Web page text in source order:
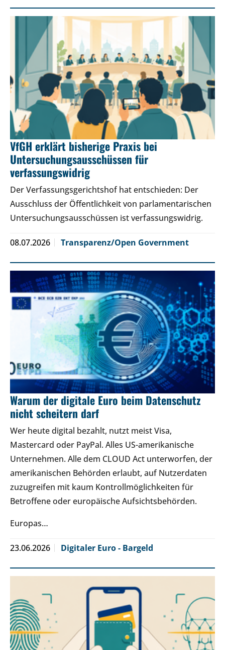
VfGH erklärt bisherige Praxis bei
Untersuchungsausschüssen für
verfassungswidrig
Der Verfassungsgerichtshof hat entschieden: Der
Ausschluss der Öffentlichkeit von parlamentarischen
Untersuchungsausschüssen ist verfassungswidrig.
08.07.2026 Transparenz/Open Government
Warum der digitale Euro beim Datenschutz
nicht scheitern darf
Wer heute digital bezahlt, nutzt meist Visa,
Mastercard oder PayPal. Alles US-amerikanische
Unternehmen. Alle dem CLOUD Act unterworfen, der
amerikanischen Behörden erlaubt, auf Nutzerdaten
zuzugreifen mit kaum Kontrollmöglichkeiten für
Betroffene oder europäische Aufsichtsbehörden.
Europas…
23.06.2026 Digitaler Euro - Bargeld